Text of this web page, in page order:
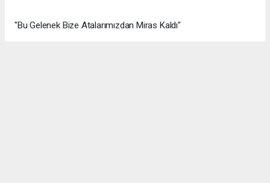
"Bu Gelenek Bize Atalarımızdan Miras Kaldı"